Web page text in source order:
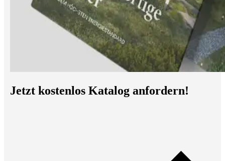
Jetzt kostenlos Katalog anfordern!